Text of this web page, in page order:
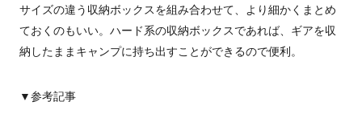
サイズの違う収納ボックスを組み合わせて、より細かくまとめ
ておくのもいい。ハード系の収納ボックスであれば、ギアを収
納したままキャンプに持ち出すことができるので便利。
▼参考記事